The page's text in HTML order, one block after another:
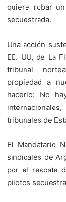
quiere robar
secuestrada.
Una acción
EE. UU, de La
tribunal
propiedad a
hacerlo: No
tribunales de
El Mandatario
sindicales de
por el rescate
pilotos